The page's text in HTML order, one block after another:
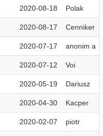
2020-08-18 Polak
2020-08-17 Cenniker
2020-07-17 anonim a
2020-07-12 Voi
2020-05-19 Dariusz
2020-04-30 Kacper
2020-02-07 piotr